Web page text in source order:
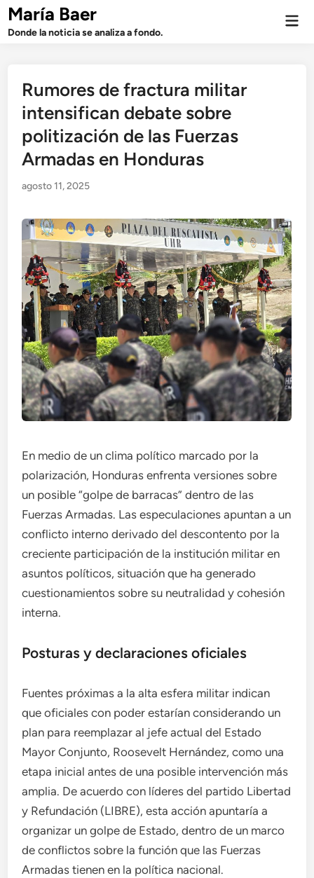
Saltar
contenido
María Baer
Donde la noticia se analiza a fondo.
Rumores de fractura militar
intensifican debate sobre
politización de las Fuerzas
Armadas en Honduras
agosto 11, 2025
En medio de un clima político marcado por la
polarización, Honduras enfrenta versiones sobre
un posible “golpe de barracas” dentro de las
Fuerzas Armadas. Las especulaciones apuntan a un
conflicto interno derivado del descontento por la
creciente participación de la institución militar en
asuntos políticos, situación que ha generado
cuestionamientos sobre su neutralidad y cohesión
interna.
Posturas y declaraciones oficiales
Fuentes próximas a la alta esfera militar indican
que oficiales con poder estarían considerando un
plan para reemplazar al jefe actual del Estado
Mayor Conjunto, Roosevelt Hernández, como una
etapa inicial antes de una posible intervención más
amplia. De acuerdo con líderes del partido Libertad
y Refundación (LIBRE), esta acción apuntaría a
organizar un golpe de Estado, dentro de un marco
de conflictos sobre la función que las Fuerzas
Armadas tienen en la política nacional.